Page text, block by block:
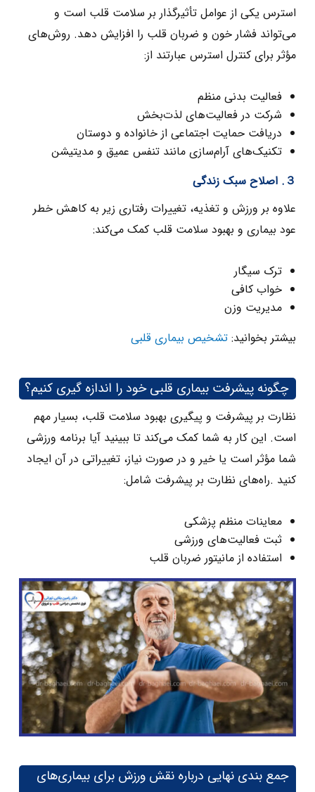
استرس یکی از عوامل تأثیرگذار بر سلامت قلب است و
می‌تواند فشار خون و ضربان قلب را افزایش دهد. روش‌های
مؤثر برای کنترل استرس عبارتند از:
فعالیت بدنی منظم
شرکت در فعالیت‌های لذت‌بخش
دریافت حمایت اجتماعی از خانواده و دوستان
تکنیک‌های آرام‌سازی مانند تنفس عمیق و مدیتیشن
３. اصلاح سبک زندگی
علاوه بر ورزش و تغذیه، تغییرات رفتاری زیر به کاهش خطر
عود بیماری و بهبود سلامت قلب کمک می‌کند:
ترک سیگار
خواب کافی
مدیریت وزن
بیشتر بخوانید: تشخیص بیماری قلبی
چگونه پیشرفت بیماری قلبی خود را اندازه‌ گیری کنیم؟
نظارت بر پیشرفت و پیگیری بهبود سلامت قلب، بسیار مهم
است. این کار به شما کمک می‌کند تا ببینید آیا برنامه ورزشی
شما مؤثر است یا خیر و در صورت نیاز، تغییراتی در آن ایجاد
کنید .راه‌های نظارت بر پیشرفت شامل:
معاینات منظم پزشکی
ثبت فعالیت‌های ورزشی
استفاده از مانیتور ضربان قلب
جمع ‌بندی نهایی درباره نقش ورزش برای بیماری‌های